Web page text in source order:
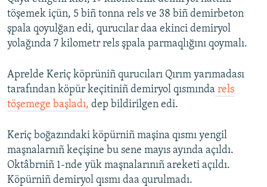
töşemek içün, 5 biñ tonna rels ve 38 biñ demirbeton
şpala qoyulğan edi, qurucılar daa ekinci demiryol
yolağında 7 kilometr rels şpala parmaqlığını qoymalı.
Aprelde Keriç köprüniñ qurucıları Qırım yarımadası
tarafından köpür keçitiniñ demiryol qısmında rels
töşemege başladı, dep bildirilgen edi.
Keriç boğazındaki köpürniñ maşina qısmı yengil
maşnalarnıñ keçişine bu sene mayıs ayında açıldı.
Oktâbrniñ 1-nde yük maşnalarınıñ areketi açıldı.
Köpürniñ demiryol qısmı daa qurulmadı.